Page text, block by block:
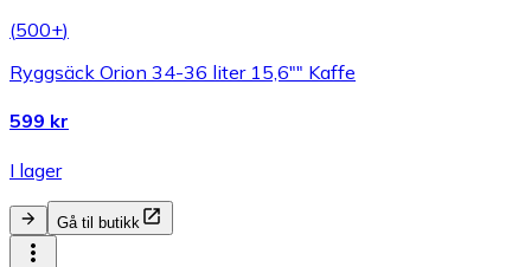
(500+)
Ryggsäck Orion 34-36 liter 15,6"" Kaffe
599 kr
I lager
Gå til butikk